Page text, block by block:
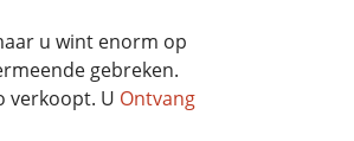
u wint enorm op
gebreken.
verkoopt. U Ontvang